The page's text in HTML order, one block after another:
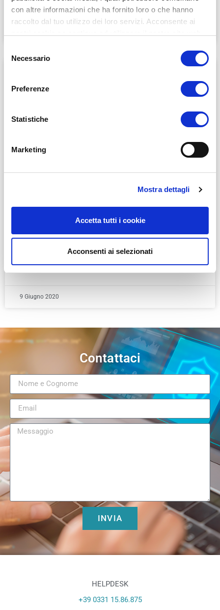
con altre informazioni che ha fornito loro o che hanno
raccolto dal tuo utilizzo dei loro servizi. Acconsente ai
delNecessario
Preferenze
Statistiche
Marketing
Mostra dettagli
Accetta tutti i cookie
Acconsenti ai selezionati
LEGGI TUTTO »
Protocolli di sicurezza: autenticazione
dati personali. Il metodo di autenticazione a 2 fattori è un
protocollo di sicurezza che combina diversi fattori.
LEGGI TUTTO »
9 Giugno 2020
Contattaci
INVIA
HELPDESK
+39 0331 15.86.875